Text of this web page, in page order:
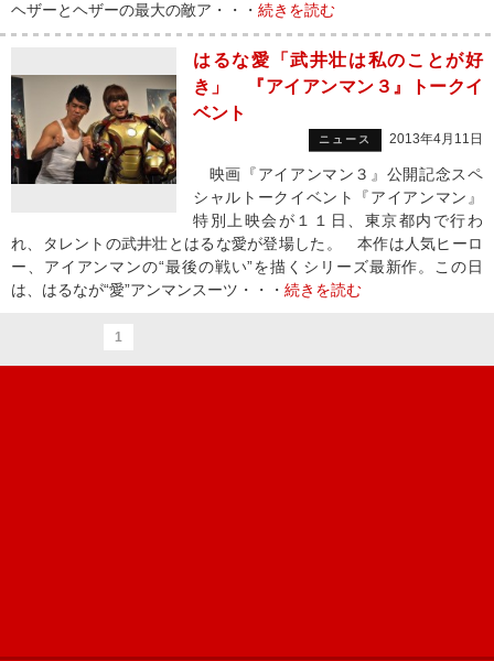
ヘザーとヘザーの最大の敵ア・・・ 続きを読む
はるな愛「武井壮は私のことが好
き」 『アイアンマン３』トークイ
ベント
ニュース 2013年4月11日
映画『アイアンマン３』公開記念スペ
シャルトークイベント『アイアンマン』
特別上映会が１１日、東京都内で行わ
れ、タレントの武井壮とはるな愛が登場した。 本作は人気ヒーロ
ー、アイアンマンの“最後の戦い”を描くシリーズ最新作。この日
は、はるなが“愛”アンマンスーツ・・・ 続きを読む
1